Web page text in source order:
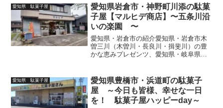
して、多くの三河家臣団を育んだ事でも
知られ、その市域を流...
愛知県 駄菓子屋
愛知県岩倉市・神野町川添の駄菓
子屋【マルヒデ商店】〜五条川沿
いの楽園 〜
愛知県・岩倉市の紹介愛知県・岩倉市木
曽三川（木曽川・長良川・揖斐川）の豊
かな恵みプレゼンツ、愛知県・岐阜県・
ら名所100選】にも選出される美しき五条
川。400年の伝統を...
愛知県 駄菓子屋
愛知県豊橋市・浜道町の駄菓子
屋 ～今日も皆様、幸せな一日
を！ 駄菓子屋ハッピーday～